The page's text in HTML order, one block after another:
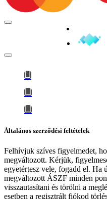
Általános szerződési feltételek
Felhívjuk szíves figyelmedet,
megváltozott. Kérjük,
egyetértesz vele, fogadd el. Ha
megváltozott ÁSZF minden
visszautasítani és törölni a
esetben a regisztrált fiókod